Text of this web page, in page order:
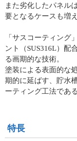
また劣化したパネル
要となるケースも増
「サスコーティング
ント（SUS316L）配
る画期的な技術。
塗装による表面的な
期的に延ばす、貯水
ーティング工法である
特長